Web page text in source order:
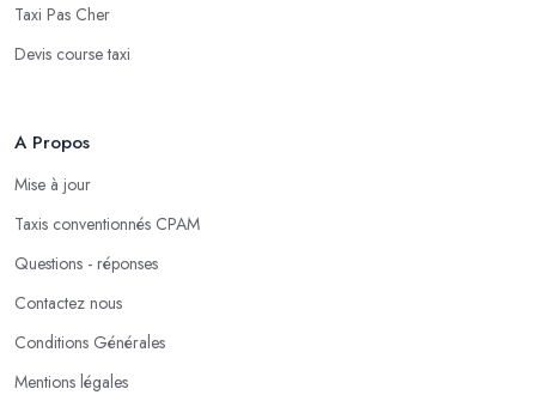
Taxi Pas Cher
Devis course taxi
A Propos
Mise à jour
Taxis conventionnés CPAM
Questions - réponses
Contactez nous
Conditions Générales
Mentions légales